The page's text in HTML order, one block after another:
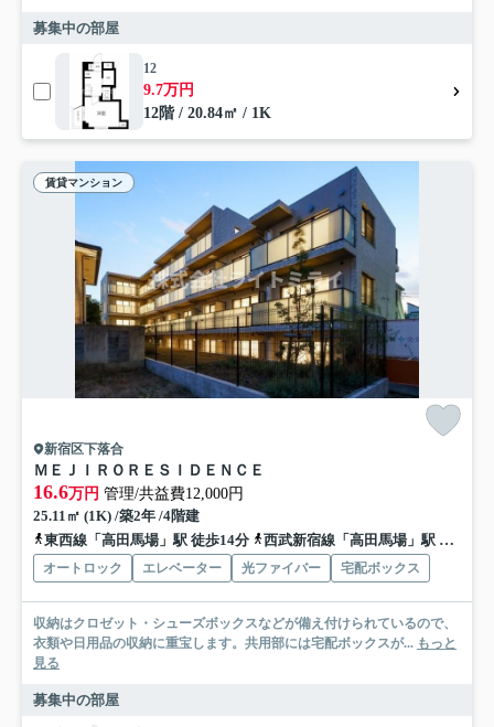
募集中の部屋
12
9.7万円
12階 / 20.84㎡ / 1K
賃貸マンション
新宿区下落合
ＭＥＪＩＲＯＲＥＳＩＤＥＮＣＥ
16.6万円 管理/共益費12,000円
25.11㎡ (1K) /築2年 /4階建
東西線「高田馬場」駅 徒歩14分
西武新宿線「高田馬場」駅 徒歩14分
オートロック エレベーター 光ファイバー 宅配ボックス
収納はクロゼット・シューズボックスなどが備え付けられているので、
衣類や日用品の収納に重宝します。共用部には宅配ボックスが... もっと
見る
募集中の部屋